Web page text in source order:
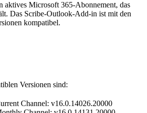
aktives Microsoft 365-Abonnement, das
Das Scribe-Outlook-Add-in ist mit den
kompatibel.
Versionen sind:
Channel: v16.0.14026.20000